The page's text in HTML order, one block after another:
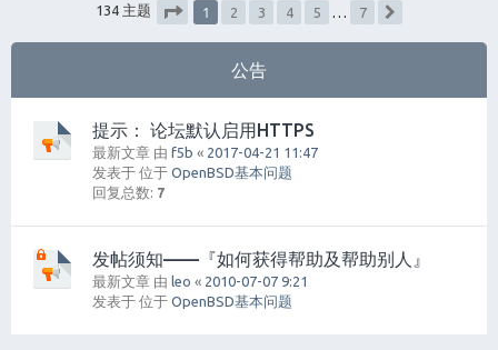
134 主题
1 2 3 4 5
7
公告
提示： 论坛默认启用HTTPS
最新文章 由 f5b « 2017-04-21 11:47
发表于 位于 OpenBSD基本问题
回复总数: 7
发帖须知——『如何获得帮助及帮助别人』
最新文章 由 leo « 2010-07-07 9:21
发表于 位于 OpenBSD基本问题